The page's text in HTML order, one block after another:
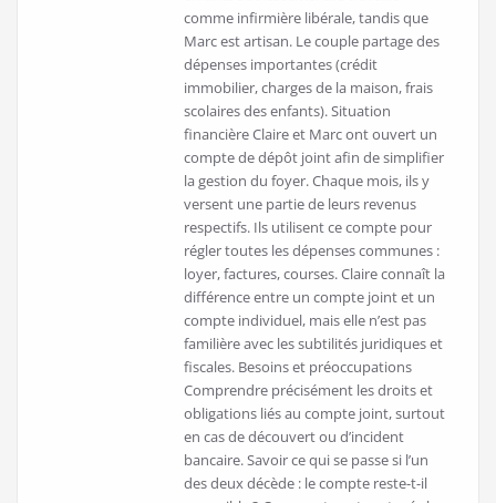
comme infirmière libérale, tandis que
Marc est artisan. Le couple partage des
dépenses importantes (crédit
immobilier, charges de la maison, frais
scolaires des enfants). Situation
financière Claire et Marc ont ouvert un
compte de dépôt joint afin de simplifier
la gestion du foyer. Chaque mois, ils y
versent une partie de leurs revenus
respectifs. Ils utilisent ce compte pour
régler toutes les dépenses communes :
loyer, factures, courses. Claire connaît la
différence entre un compte joint et un
compte individuel, mais elle n’est pas
familière avec les subtilités juridiques et
fiscales. Besoins et préoccupations
Comprendre précisément les droits et
obligations liés au compte joint, surtout
en cas de découvert ou d’incident
bancaire. Savoir ce qui se passe si l’un
des deux décède : le compte reste-t-il